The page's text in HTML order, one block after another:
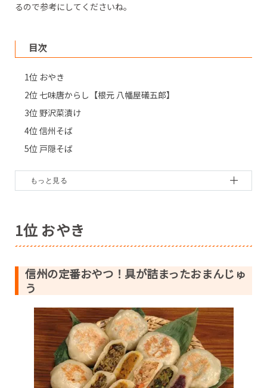
るので参考にしてくださいね。
目次
1位 おやき
2位 七味唐からし【根元 八幡屋礒五郎】
3位 野沢菜漬け
4位 信州そば
5位 戸隠そば
7位 雷鳥の里【田中屋】
10位 みすゞ飴角袋【飯島商店】
・いと忠巣ごもり【いと忠】
・じゃがりこ野沢菜こんぶ味【カルビー】
・信州りんご＆バターサンドクッキー【信州芽吹堂】
・わさび漬
・五平餅
・とろける生大福【あづみの茶 胡蝶庵】
・新鶴塩羊羹【新鶴本店】
1位 おやき
信州の定番おやつ！具が詰まったおまんじゅ
う